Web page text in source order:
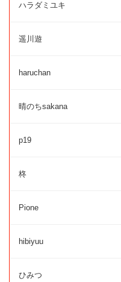
ハラダミユキ
遥川遊
haruchan
晴のちsakana
p19
柊
Pione
hibiyuu
ひみつ